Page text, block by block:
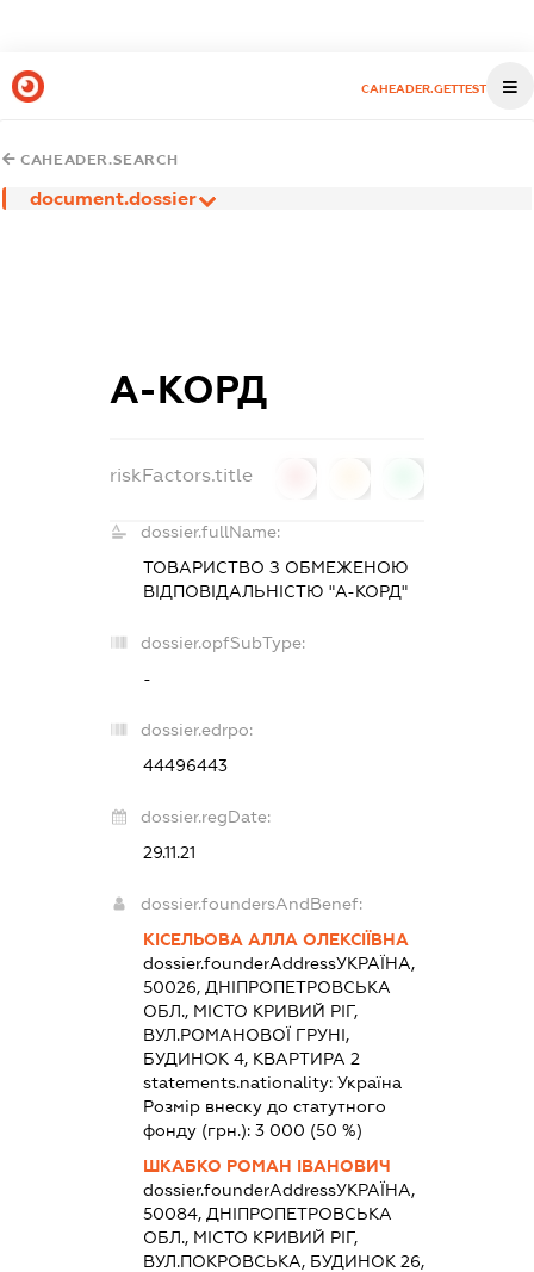
CAHEADER.GETTEST
CAHEADER.SEARCH
document.dossier
А-КОРД
riskFactors.title
dossier.fullName:
ТОВАРИСТВО З ОБМЕЖЕНОЮ
ВІДПОВІДАЛЬНІСТЮ "А-КОРД"
dossier.opfSubType:
-
dossier.edrpo:
44496443
dossier.regDate:
29.11.21
dossier.foundersAndBenef:
КІСЕЛЬОВА АЛЛА ОЛЕКСІЇВНА
dossier.founderAddressУКРАЇНА,
50026, ДНІПРОПЕТРОВСЬКА
ОБЛ., МІСТО КРИВИЙ РІГ,
ВУЛ.РОМАНОВОЇ ГРУНІ,
БУДИНОК 4, КВАРТИРА 2
statements.nationality: Україна
Розмір внеску до статутного
фонду (грн.): 3 000 (50 %)
ШКАБКО РОМАН ІВАНОВИЧ
dossier.founderAddressУКРАЇНА,
50084, ДНІПРОПЕТРОВСЬКА
ОБЛ., МІСТО КРИВИЙ РІГ,
ВУЛ.ПОКРОВСЬКА, БУДИНОК 26,